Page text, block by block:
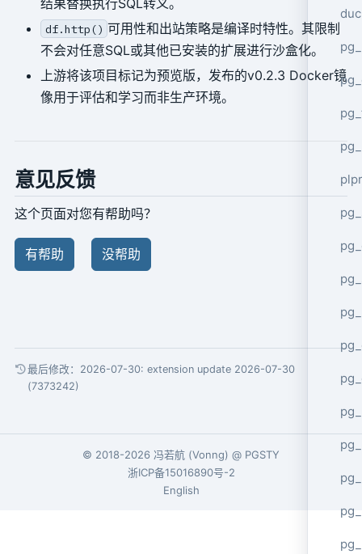
df.http() 可用性和出站策略是编译时特性。其限制
不会对任意SQL或其他已安装的扩展进行沙盒化。
上游将该项目标记为预览版，发布的v0.2.3 Docker镜
像用于评估和学习而非生产环境。
意见反馈
这个页面对您有帮助吗？
有帮助 没帮助
最后修改：2026-07-30: extension update 2026-07-30
(7373242)
© 2018-2026 冯若航 (Vonng) @ PGSTY
浙ICP备15016890号-2
English